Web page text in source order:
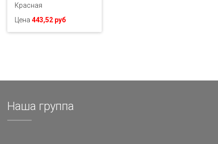
Красная
Цена 443,52 руб
Наша группа